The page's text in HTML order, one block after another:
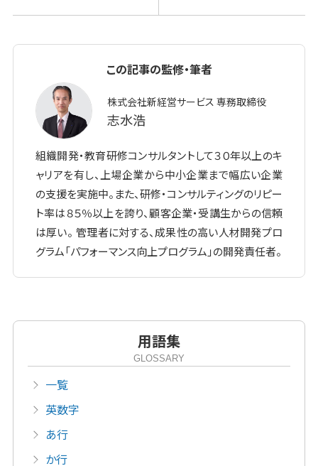
この記事の監修・筆者
株式会社新経営サービス 専務取締役
志水浩
組織開発・教育研修コンサルタントして３０年以上のキ
ャリアを有し、上場企業から中小企業まで幅広い企業
の支援を実施中。また、研修・コンサルティングのリピー
ト率は８５％以上を誇り、顧客企業・受講生からの信頼
は厚い。 管理者に対する、成果性の高い人材開発プロ
グラム「パフォーマンス向上プログラム」の開発責任者。
用語集
GLOSSARY
一覧
英数字
あ行
か行